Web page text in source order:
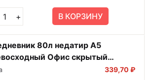
+ В КОРЗИНУ
80л недатир А5
Офис скрытый
на резинке 80-3561
339,70 ₽